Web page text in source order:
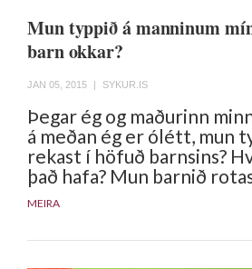
Mun typpið á manninum
barn okkar?
JAN 05, 2015 | SYKUR.IS
Þegar ég og maðurinn
á meðan ég er ólétt, mun
rekast í höfuð barnsins?
það hafa? Mun barnið
MEIRA